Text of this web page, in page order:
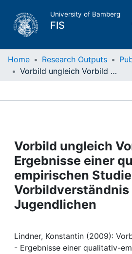
University of Bamberg
FIS
Home
Projects
People
Institutions
My FIS
Home Research Outputs
Vorbild ungleich Vorbild - Ergebnisse einer qualitativ-empirischen Studie zum Vorbildverständnis bei Jugendlichen
Vorbild ungleich
Ergebnisse einer
empirischen
Vorbildverständnis
Jugendlichen
Lindner, Konstantin (2009):
- Ergebnisse einer qualitativ-